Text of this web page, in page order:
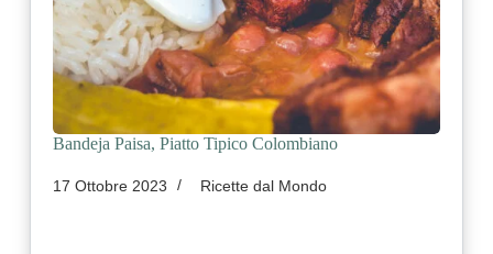
Bandeja Paisa, Piatto Tipico Colombiano
17 Ottobre 2023 Ricette dal Mondo